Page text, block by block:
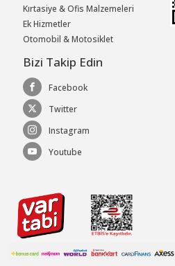
Kırtasiye & Ofis Malzemeleri
Ek Hizmetler
Otomobil & Motosiklet
Bizi Takip Edin
Facebook
Twitter
Instagram
Youtube